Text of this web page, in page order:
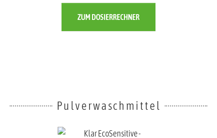
ZUM DOSIERRECHNER
Pulverwaschmittel